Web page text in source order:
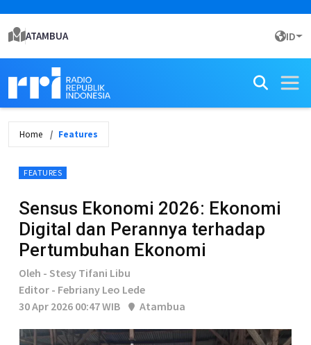
ATAMBUA ID
Home Features
FEATURES
Sensus Ekonomi 2026: Ekonomi
Digital dan Perannya terhadap
Pertumbuhan Ekonomi
Oleh - Stesy Tifani Libu
Editor - Febriany Leo Lede
30 Apr 2026 00:47 WIB
Atambua